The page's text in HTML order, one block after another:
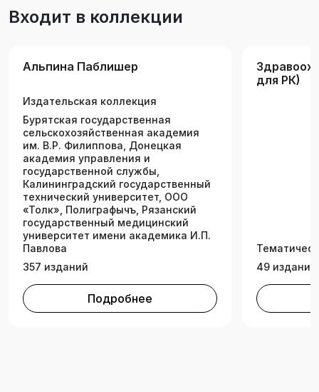
кожной сыпью и зудом. Это не сценарий
своей книге когнитивный невролог Cара
великолепное творение природы – наш мозг –
оказывается уязвимым для микроскопических
молекул, которые могут изменить нашу
личность, лишить способности мыслить и
контролировать тело. Ее завораживающая и
убедительная книга читается на одном
дыхании и понравится поклонникам Оливера
Сакса, «Доктора Хауса» и истории медицины.
Входит в коллекции
Альпина Паблишер
Издательская коллекция
Бурятская государственная
сельскохозяйственная академия
им. В.Р. Филиппова, Донецкая
академия управления и
государственной службы,
Калининградский государственный
технический университет, ООО
«Толк», Полиграфычъ, Рязанский
государственный медицинский
университет имени академика И.П.
Павлова
357 изданий
Подробнее
для РК)
49 изданий